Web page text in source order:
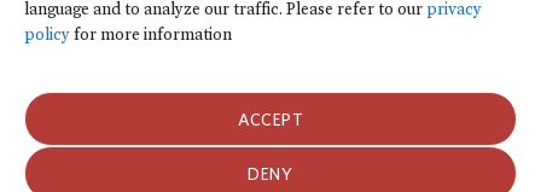
language and to analyze our traffic. Please refer to ourprivacy
policyfor more information
ACCEPT
DENY
Action Portal
Net Zero Finance Tracker
Eventos
Notícias
Press Releases
Publicações
Blog
Usamos cookies para personalizar o conteúdo por idioma preferido e para